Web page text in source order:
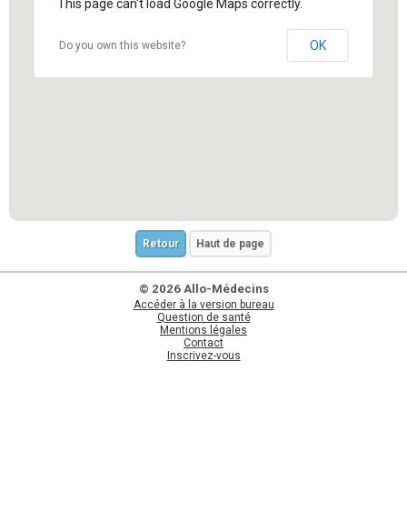
This page can't load Google Maps correctly.
Do you own this website? OK
Retour Haut de page
© 2026 Allo-Médecins
Accéder à la version bureau
Question de santé
Mentions légales
Contact
Inscrivez-vous